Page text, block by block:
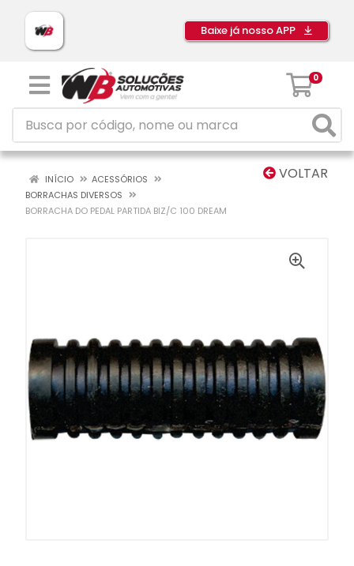
Baixe já nosso APP
0
VOLTAR
INÍCIO
ACESSÓRIOS
BORRACHAS DIVERSOS
BORRACHA DO PEDAL PARTIDA BIZ/C 100 DREAM